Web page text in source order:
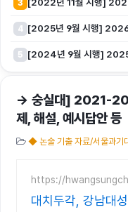
3
4 [2025년 9월 시행] 2026
5 [2024년 9월 시행] 2025
→ 숭실대] 2021-
제, 해설, 예시답안 등
◆ 논술 기출 자료/서울과기
https://
대치두각, 강남대